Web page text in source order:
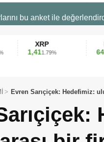
bu anket ile
1.79%
647,88
Evren Sarıçiçek: Hedefimiz: